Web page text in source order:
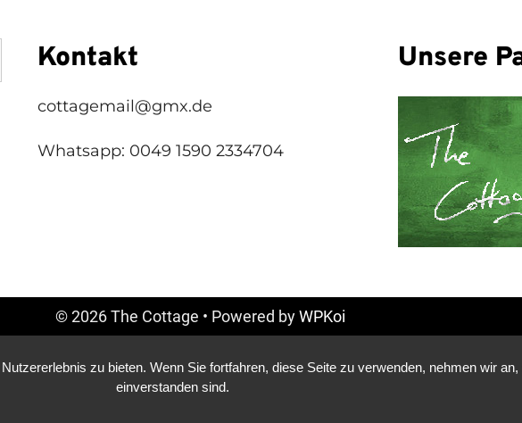
Kontakt
cottagemail@gmx.de
Whatsapp: 0049 1590 2334704
Unsere
© 2026 The Cottage • Powered byWPKoi
zu bieten. Wenn Sie fortfahren, diese Seite zu verwenden, nehmen wir
einverstanden sind.